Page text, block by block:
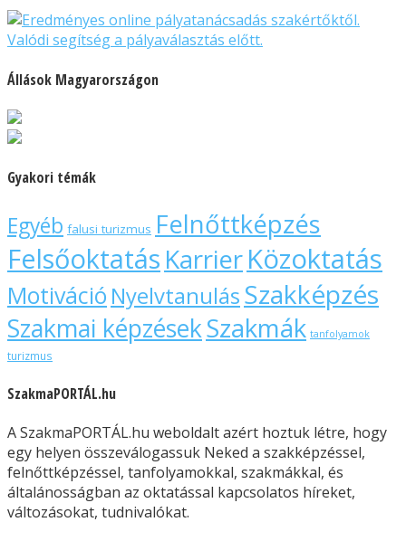
Állások Magyarországon
Gyakori témák
Egyéb falusi turizmus Felnőttképzés
Felsőoktatás KarrierKözoktatás
Motiváció NyelvtanulásSzakképzés
Szakmai képzésekSzakmák tanfolyamok
turizmus
SzakmaPORTÁL.hu
A SzakmaPORTÁL.hu weboldalt azért hoztuk létre, hogy
egy helyen összeválogassuk Neked a szakképzéssel,
felnőttképzéssel, tanfolyamokkal, szakmákkal, és
általánosságban az oktatással kapcsolatos híreket,
változásokat, tudnivalókat.